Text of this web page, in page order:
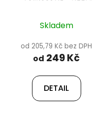
Skladem
od 205,79 Kč bez DPH
od 249 Kč
DETAIL